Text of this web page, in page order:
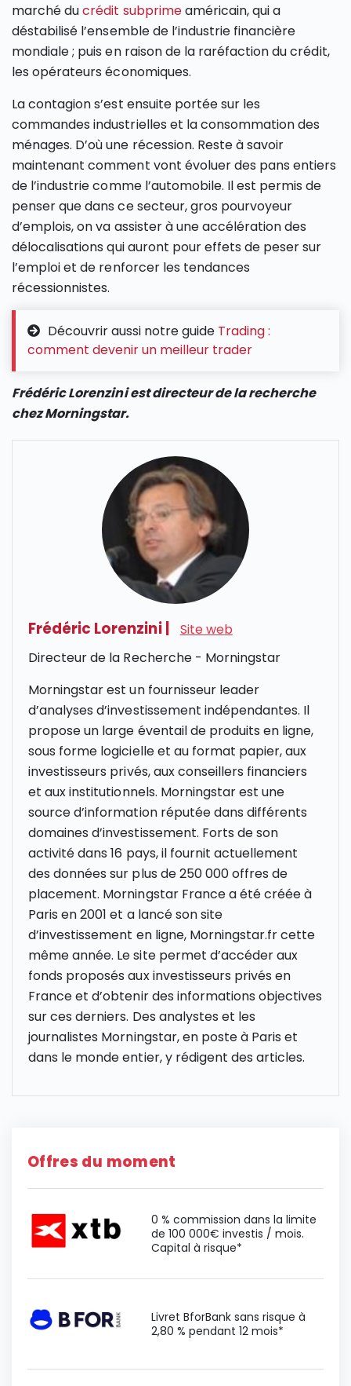
marché ducrédit subprimeaméricain, qui a
déstabilisé l’ensemble de l’industrie financière
mondiale ; puis en raison de la raréfaction du crédit,
les opérateurs économiques.
La contagion s’est ensuite portée sur les
commandes industrielles et la consommation des
ménages. D’où une récession. Reste à savoir
maintenant comment vont évoluer des pans entiers
de l’industrie comme l’automobile. Il est permis de
penser que dans ce secteur, gros pourvoyeur
d’emplois, on va assister à une accélération des
délocalisations qui auront pour effets de peser sur
l’emploi et de renforcer les tendances
récessionnistes.
Découvrir aussi notre guide Trading :
comment devenir un meilleur trader
Frédéric Lorenzini est directeur de la recherche
chez Morningstar.
Frédéric Lorenzini|
Site web
Directeur de la Recherche - Morningstar
Morningstar est un fournisseur leader
d’analyses d’investissement indépendantes. Il
propose un large éventail de produits en ligne,
sous forme logicielle et au format papier, aux
investisseurs privés, aux conseillers financiers
et aux institutionnels. Morningstar est une
source d’information réputée dans différents
domaines d’investissement. Forts de son
activité dans 16 pays, il fournit actuellement
des données sur plus de 250 000 offres de
placement. Morningstar France a été créée à
Paris en 2001 et a lancé son site
d’investissement en ligne, Morningstar.fr cette
même année. Le site permet d’accéder aux
fonds proposés aux investisseurs privés en
France et d’obtenir des informations objectives
sur ces derniers. Des analystes et les
journalistes Morningstar, en poste à Paris et
dans le monde entier, y rédigent des articles.
Offres du moment
0 % commission dans la limite
de 100 000€ investis / mois.
Capital à risque*
Livret BforBank sans risque à
2,80 % pendant 12 mois*